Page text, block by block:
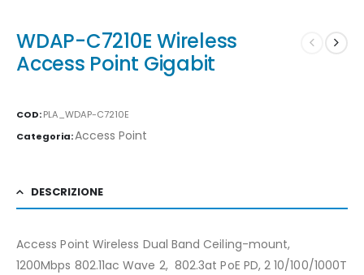
WDAP-C7210E Wireless
Access Point Gigabit
COD:PLA_WDAP-C7210E
Categoria:Access Point
DESCRIZIONE
Access Point Wireless Dual Band Ceiling-mount,
1200Mbps 802.11ac Wave 2, 802.3at PoE PD, 2 10/100/1000T